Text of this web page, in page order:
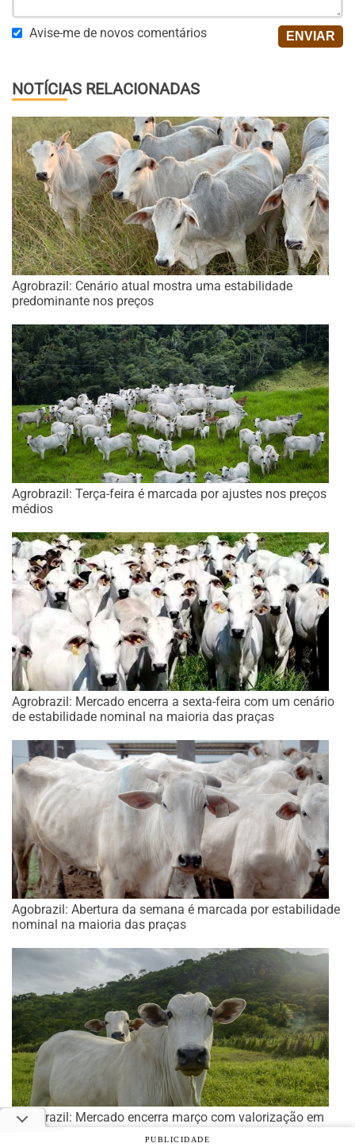
Avise-me de novos comentários
NOTÍCIAS RELACIONADAS
Agrobrazil: Cenário atual mostra uma estabilidade
predominante nos preços
Agrobrazil: Terça-feira é marcada por ajustes nos preços
médios
Agrobrazil: Mercado encerra a sexta-feira com um cenário
de estabilidade nominal na maioria das praças
Agobrazil: Abertura da semana é marcada por estabilidade
nominal na maioria das praças
Agrobrazil: Mercado encerra março com valorização em
praças importantes
PUBLICIDADE